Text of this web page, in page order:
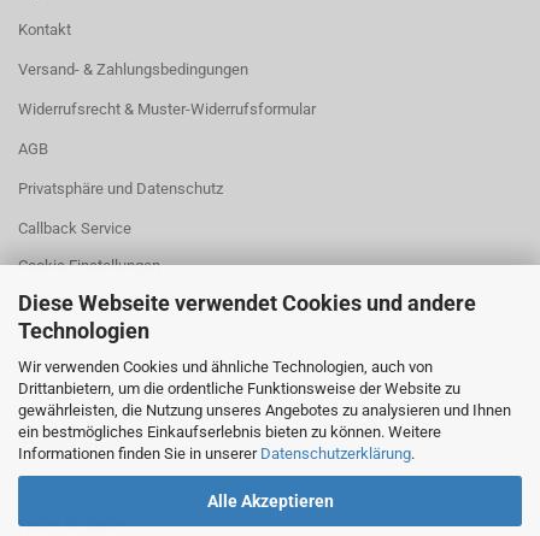
Diese Webseite verwendet Cookies und andere
Technologien
Wir verwenden Cookies und ähnliche Technologien, auch von
Drittanbietern, um die ordentliche Funktionsweise der Website zu
gewährleisten, die Nutzung unseres Angebotes zu analysieren und Ihnen
ein bestmögliches Einkaufserlebnis bieten zu können. Weitere
Informationen finden Sie in unserer Datenschutzerklärung.
Alle Akzeptieren
Kontakt
Versand- & Zahlungsbedingungen
Widerrufsrecht & Muster-Widerrufsformular
AGB
Privatsphäre und Datenschutz
Callback Service
Cookie Einstellungen
leer
Footer 3. Spalte
Footer 4. Spalte